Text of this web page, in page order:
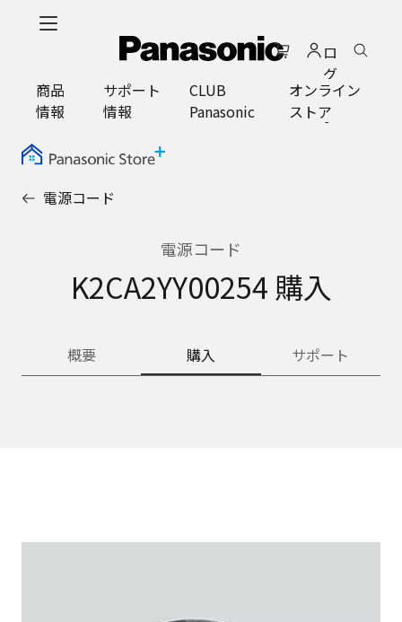
ロ
グ
イ
ン
商品
情報
サポート
情報
CLUB
Panasonic
オンライン
ストア
電源コード
電源コード
K2CA2YY00254 購入
概要 購入 サポート